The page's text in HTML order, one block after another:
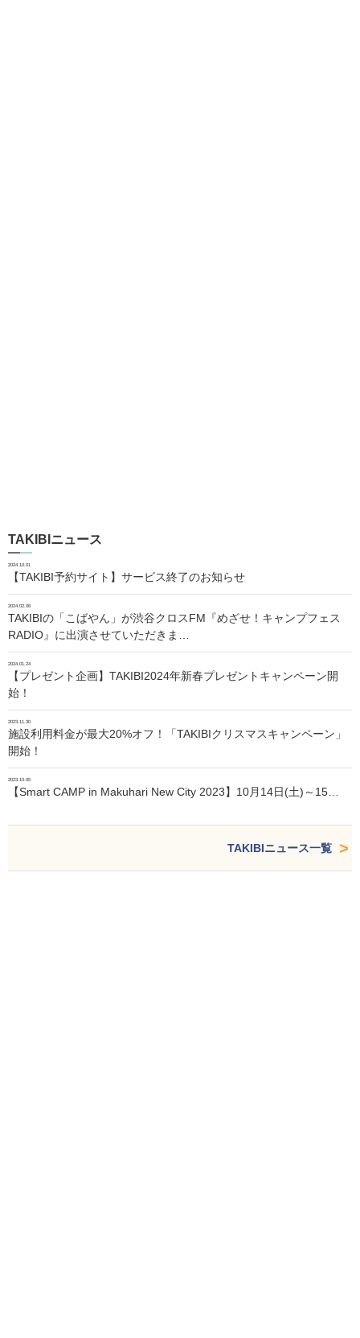
TAKIBIニュース
2024.10.01
【TAKIBI予約サイト】サービス終了のお知らせ
2024.02.06
TAKIBIの「こばやん」が渋谷クロスFM『めざせ！キャンプフェス
RADIO』に出演させていただきま…
2024.01.24
【プレゼント企画】TAKIBI2024年新春プレゼントキャンペーン開
始！
2023.11.30
施設利用料金が最大20%オフ！「TAKIBIクリスマスキャンペーン」
開始！
2023.10.05
【Smart CAMP in Makuhari New City 2023】10月14日(土)～15…
TAKIBIニュース一覧